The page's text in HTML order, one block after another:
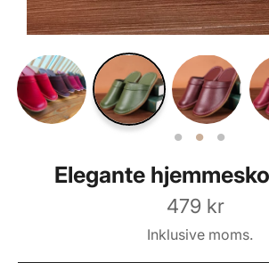
Elegante
Normalpris
479 kr
Inklusive moms.